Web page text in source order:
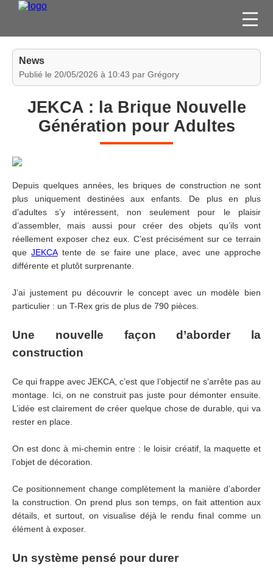
FILMS
JEUX VIDÉO
CONCOURS
ESPACE
MEMBRE
News
Publié le 20/05/2026 à 10:43 par Grégory
JEKCA : la Brique Nouvelle
Génération pour Adultes
Depuis quelques années, les briques de construction ne sont
plus uniquement destinées aux enfants. De plus en plus
d’adultes s’y intéressent, non seulement pour le plaisir
d’assembler, mais aussi pour créer des objets qu’ils vont
réellement exposer chez eux. C’est précisément sur ce terrain
queJEKCAtente de se faire une place, avec une approche
différente et plutôt surprenante.
J’ai justement pu découvrir le concept avec un modèle bien
particulier : un T-Rex gris de plus de 790 pièces.
Une nouvelle façon d’aborder la
construction
Ce qui frappe avec JEKCA, c’est que l’objectif ne s’arrête pas au
montage. Ici, on ne construit pas juste pour démonter ensuite.
L’idée est clairement de créer quelque chose de durable, qui va
rester en place.
On est donc à mi-chemin entre : le loisir créatif, la maquette et
l’objet de décoration.
Ce positionnement change complètement la manière d’aborder
la construction. On prend plus son temps, on fait attention aux
détails, et surtout, on visualise déjà le rendu final comme un
élément à exposer.
Un système pensé pour durer